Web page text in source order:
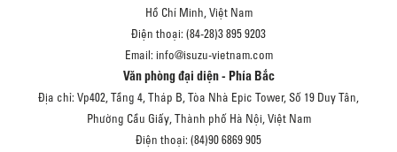
Hồ Chí Minh, Việt Nam
Điện thoại: (84-28)3 895 9203
Email: info@isuzu-vietnam.com
Văn phòng đại diện - Phía Bắc
Địa chỉ: Vp402, Tầng 4, Tháp B, Tòa Nhà Epic Tower, Số 19 Duy Tân,
Phường Cầu Giấy, Thành phố Hà Nội, Việt Nam
Điện thoại: (84)90 6869 905